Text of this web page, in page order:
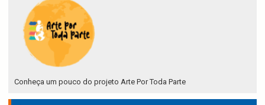
Conheça um pouco do projeto Arte Por Toda Parte